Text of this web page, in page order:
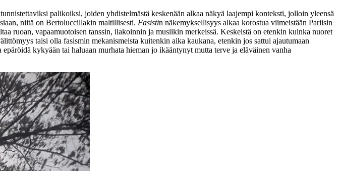
palikoiksi, joiden yhdistelmästä keskenään alkaa näkyä laajempi konteksti, jolloin yleensä
niitä on Bertoluccillakin maltillisesti. Fasistin näkemyksellisyys alkaa korostua viimeistään Pariisin
ruoan, vapaamuotoisen tanssin, ilakoinnin ja musiikin merkeissä. Keskeistä on etenkin kuinka nuoret
taisi olla fasismin mekanismeista kuitenkin aika kaukana, etenkin jos sattui ajautumaan
kykyään tai haluaan murhata hieman jo ikääntynyt mutta terve ja eläväinen vanha